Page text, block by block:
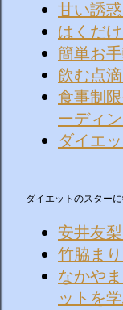
甘い誘
はくだ
簡単お
飲む点
食事制
ーディ
ダイエ
ダイエットのスター
安井友
竹脇ま
なかや
ットを